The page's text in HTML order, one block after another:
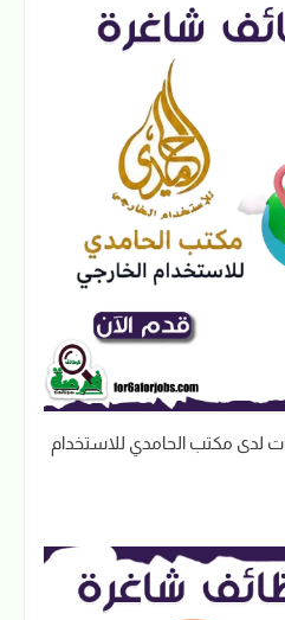
لدى مكتب الحامدي للاستخدام